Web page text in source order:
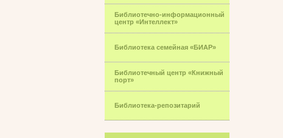
Библиотечно-информационный
центр «Интеллект»
Библиотека семейная «БИАР»
Библиотечный центр «Книжный
порт»
Библиотека-репозитарий